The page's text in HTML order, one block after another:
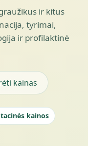
ir kitus
tyrimai,
ir profilaktinė
kainas
kainos